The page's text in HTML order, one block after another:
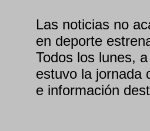
Las noticias no
en deporte
Todos los lunes,
estuvo la jornada
e información